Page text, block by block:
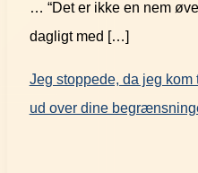
… “Det er ikke en nem
dagligt med […]
Jeg stoppede, da jeg
ud over dine